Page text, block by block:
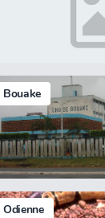
Bouake
Odienne